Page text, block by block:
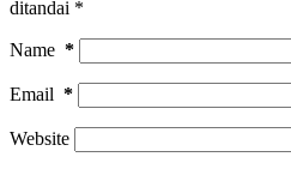
ditandai *
Name *
Email *
Website